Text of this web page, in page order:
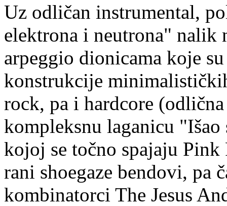
Uz odličan instrumental,
elektrona i neutrona" nalik
arpeggio dionicama koje
konstrukcije
rock, pa i hardcore
kompleksnu laganicu
kojoj se točno spajaju
rani shoegaze bendovi, pa
kombinatorci The Jesus